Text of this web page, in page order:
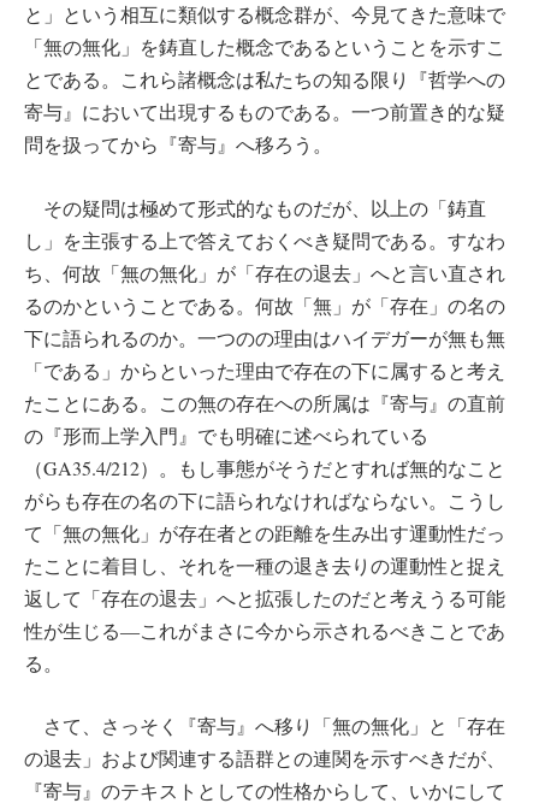
と」という相互に類似する概念群が、今見てきた意味で
「無の無化」を鋳直した概念であるということを示すこ
とである。これら諸概念は私たちの知る限り『哲学への
寄与』において出現するものである。一つ前置き的な疑
問を扱ってから『寄与』へ移ろう。
その疑問は極めて形式的なものだが、以上の「鋳直
し」を主張する上で答えておくべき疑問である。すなわ
ち、何故「無の無化」が「存在の退去」へと言い直され
るのかということである。何故「無」が「存在」の名の
下に語られるのか。一つのの理由はハイデガーが無も無
「である」からといった理由で存在の下に属すると考え
たことにある。この無の存在への所属は『寄与』の直前
の『形而上学入門』でも明確に述べられている
（GA35.4/212）。もし事態がそうだとすれば無的なこと
がらも存在の名の下に語られなければならない。こうし
て「無の無化」が存在者との距離を生み出す運動性だっ
たことに着目し、それを一種の退き去りの運動性と捉え
返して「存在の退去」へと拡張したのだと考えうる可能
性が生じる―これがまさに今から示されるべきことであ
る。
さて、さっそく『寄与』へ移り「無の無化」と「存在
の退去」および関連する語群との連関を示すべきだが、
『寄与』のテキストとしての性格からして、いかにして